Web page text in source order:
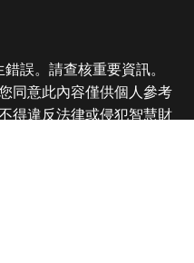
誤。請查核重要資訊。
同意此內容僅供個人參考
得違反法律或侵犯智慧財